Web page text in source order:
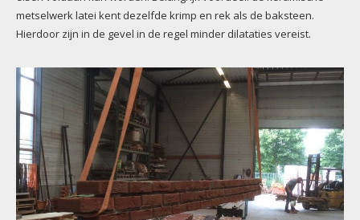
metselwerk latei kent dezelfde krimp en rek als de baksteen.
Hierdoor zijn in de gevel in de regel minder dilataties vereist.